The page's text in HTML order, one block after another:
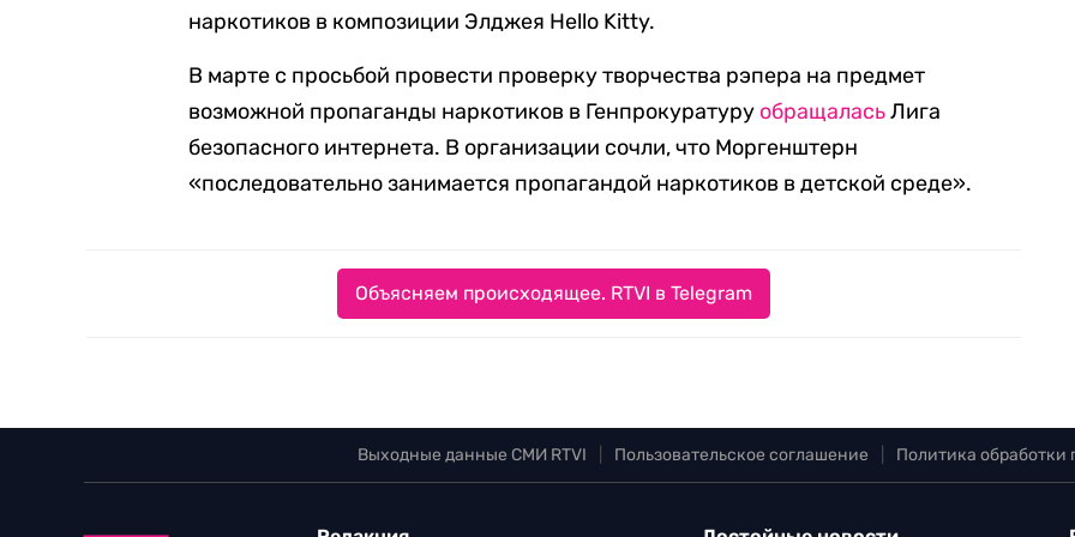
наркотиков в композиции Элджея Hello Kitty.
В марте с просьбой провести проверку творчества рэпера на предмет
возможной пропаганды наркотиков в Генпрокуратуру обращаласьЛига
безопасного интернета. В организации сочли, что Моргенштерн
«последовательно занимается пропагандой наркотиков в детской среде».
Объясняем происходящее. RTVI в Telegram
Выходные данные СМИ RTVI Пользовательское соглашение Политика